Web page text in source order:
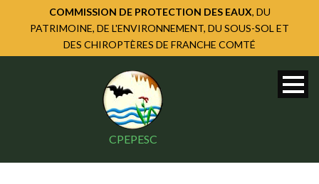
COMMISSION DE PROTECTION DES EAUX, DU
PATRIMOINE, DE L'ENVIRONNEMENT, DU SOUS-SOL ET
DES CHIROPTÈRES DE FRANCHE COMTÉ
CPEPESC